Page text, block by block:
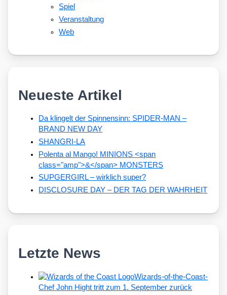
Spiel
Veranstaltung
Web
Neueste Artikel
Da klingelt der Spinnensinn: SPIDER-MAN –
BRAND NEW DAY
SHANGRI-LA
Polenta al Mango! MINIONS <span
class="amp">&</span> MONSTERS
SUPGERGIRL – wirklich super?
DISCLOSURE DAY – DER TAG DER WAHRHEIT
Letzte News
Wizards-of-the-Coast-
Chef John Hight tritt zum 1. September zurück